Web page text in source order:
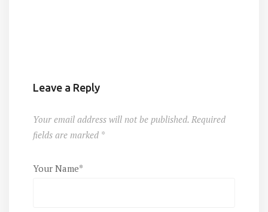
Leave a Reply
Your email address will not be published. Required
fields are marked *
Your Name*